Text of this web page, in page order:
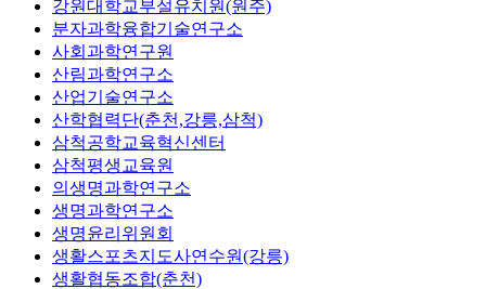
강원대학교부설유치원(원주)
분자과학융합기술연구소
사회과학연구원
산림과학연구소
산업기술연구소
산학협력단(춘천,강릉,삼척)
삼척공학교육혁신센터
삼척평생교육원
의생명과학연구소
생명과학연구소
생명윤리위원회
생활스포츠지도사연수원(강릉)
생활협동조합(춘천)